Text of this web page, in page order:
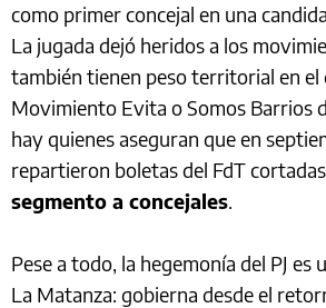
como primer concejal en una
La jugada dejó heridos a los
también tienen peso territorial en
Movimiento Evita o Somos Barrios
hay quienes aseguran que en
repartieron boletas del FdT cortadas
segmento a concejales.
Pese a todo, la hegemonía del PJ es
La Matanza: gobierna desde el